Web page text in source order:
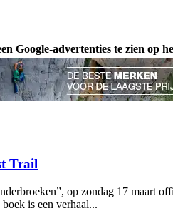
Google-advertenties te zien op
Trail
op zondag 17 maart
is een verhaal...